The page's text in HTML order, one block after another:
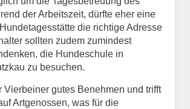
der Arbeitszeit, dürfte eher eine
die richtige Adresse
sollten zudem zumindest
die Hundeschule in
zu besuchen.
Vierbeiner gutes Benehmen und trifft
Artgenossen, was für die